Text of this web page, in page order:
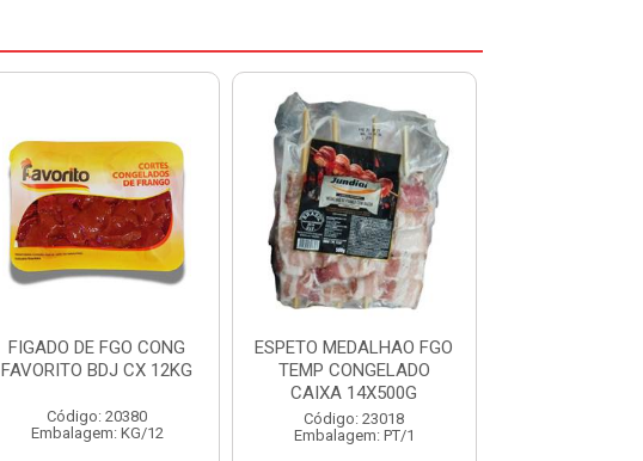
FIGADO DE FGO CONG
FAVORITO BDJ CX 12KG
Código: 20380
Embalagem: KG/12
ESPETO MEDALHAO FGO
TEMP CONGELADO
CAIXA 14X500G
Código: 23018
Embalagem: PT/1